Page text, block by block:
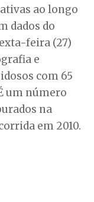
ao longo
dados do
feira (27)
e
com 65
um número
na
em 2010.